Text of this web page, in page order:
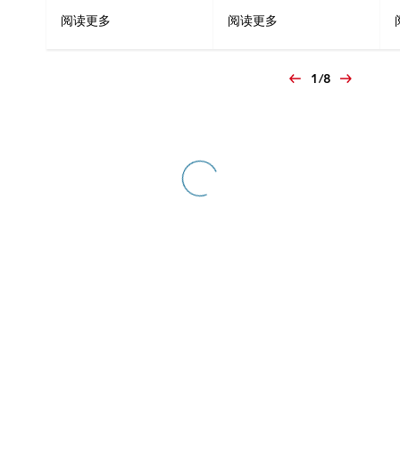
阅读更多 阅读更多
1/8